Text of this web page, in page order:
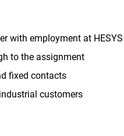
with employment at
to the assignment
fixed contacts
customers